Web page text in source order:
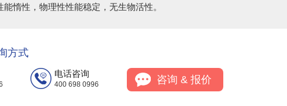
能惰性，物理性性能稳定，无生物活性。
方式
电话咨询
400 698 0996 咨询 & 报价